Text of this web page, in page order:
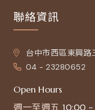
聯絡資訊
台中市西區東興路
04 - 23280652
Open Hours
週一至週五 10:00 -